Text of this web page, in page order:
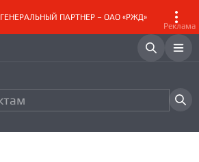
ГЕНЕРАЛЬНЫЙ ПАРТНЕР – ОАО «РЖД»
Реклама